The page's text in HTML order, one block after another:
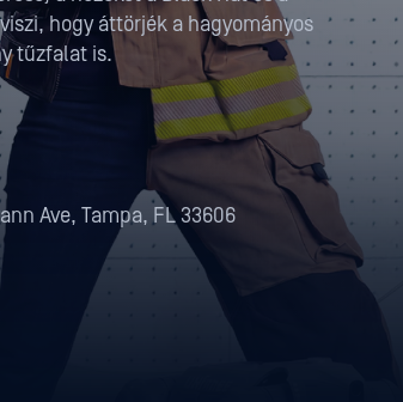
hogy áttörjék a hagyományos
tűzfalat is.
Ave, Tampa, FL 33606